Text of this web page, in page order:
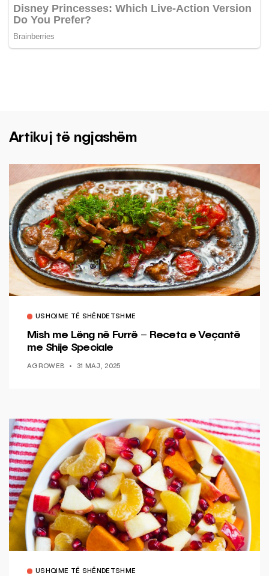
Artikuj të ngjashëm
USHQIME TË SHËNDETSHME
Mish me Lëng në Furrë – Receta e Veçantë
me Shije Speciale
AGROWEB 31 MAJ, 2025
USHQIME TË SHËNDETSHME